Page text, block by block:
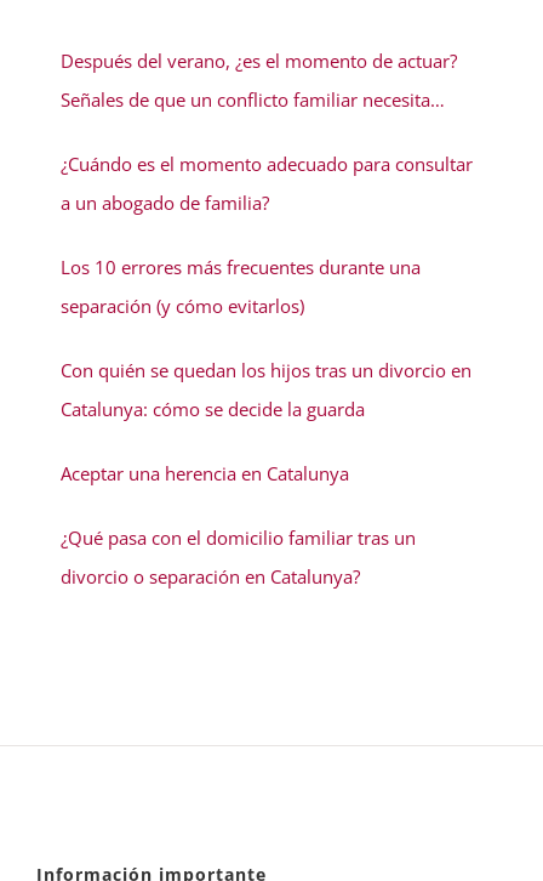
Después del verano, ¿es el momento de actuar?
Señales de que un conflicto familiar necesita
¿Cuándo es el momento adecuado para consultar
a un abogado de familia?
Los 10 errores más frecuentes durante una
separación (y cómo evitarlos)
Con quién se quedan los hijos tras un divorcio en
Catalunya: cómo se decide la guarda
Aceptar una herencia en Catalunya
¿Qué pasa con el domicilio familiar tras un
divorcio o separación en Catalunya?
Información importante